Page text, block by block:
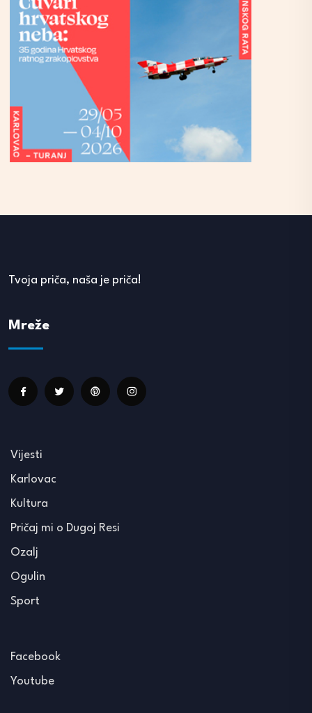
Tvoja priča, naša je priča!
Mreže
Vijesti
Karlovac
Kultura
Pričaj mi o Dugoj Resi
Ozalj
Ogulin
Sport
Facebook
Youtube